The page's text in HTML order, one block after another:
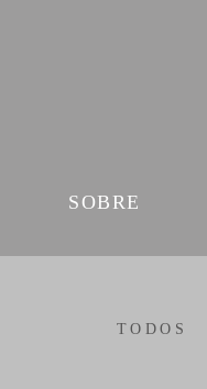
SOBRE
TODOS